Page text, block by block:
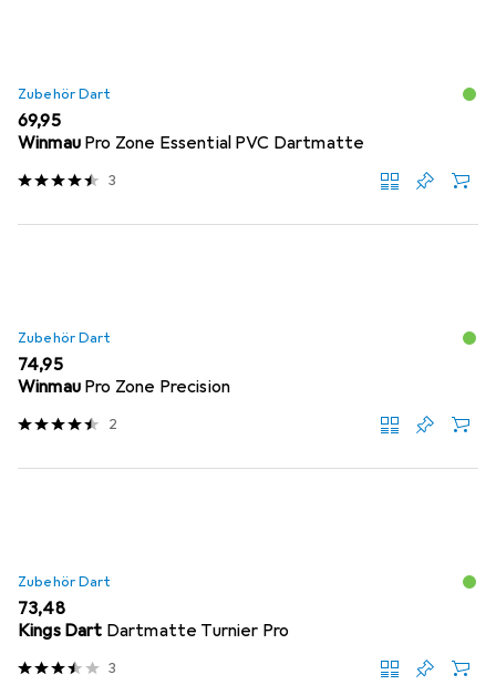
Zubehör Dart
EUR
69,95
Winmau Pro Zone Essential PVC Dartmatte
3
Zubehör Dart
EUR
74,95
Winmau Pro Zone Precision
2
Zubehör Dart
EUR
73,48
Kings Dart Dartmatte Turnier Pro
3